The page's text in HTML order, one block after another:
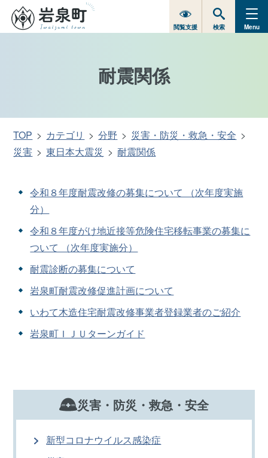
閲覧支援 検索 Menu
耐震関係
TOP カテゴリ 分野
災害・防災・救急・安全
災害
東日本大震災 耐震関係
令和８年度耐震改修の募集について （次年度実施
分）
令和８年度がけ地近接等危険住宅移転事業の募集に
ついて （次年度実施分）
耐震診断の募集について
岩泉町耐震改修促進計画について
いわて木造住宅耐震改修事業者登録業者のご紹介
岩泉町ＩＪＵターンガイド
災害・防災・救急・安全
新型コロナウイルス感染症